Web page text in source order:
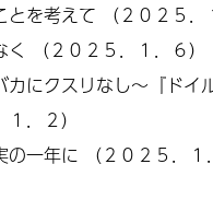
とを考えて （２０２５．
く
（２０２５．１．６）
カにクスリなし～『ドイ
１．２）
の一年に （２０２５．１